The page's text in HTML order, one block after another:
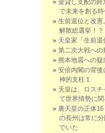
金貸し支配の終
で未来を創る
生前退位と改
解散総選挙！？
天皇家「生前退
第二次大戦へ
熊本地震への疑
安倍内閣の背
神的支柱１
天皇は、ロス
て世界情勢に
裏天皇の正体
の長州は常に
でいた